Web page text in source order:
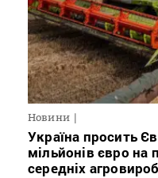
Новини
Україна просить
мільйонів євро на
середніх